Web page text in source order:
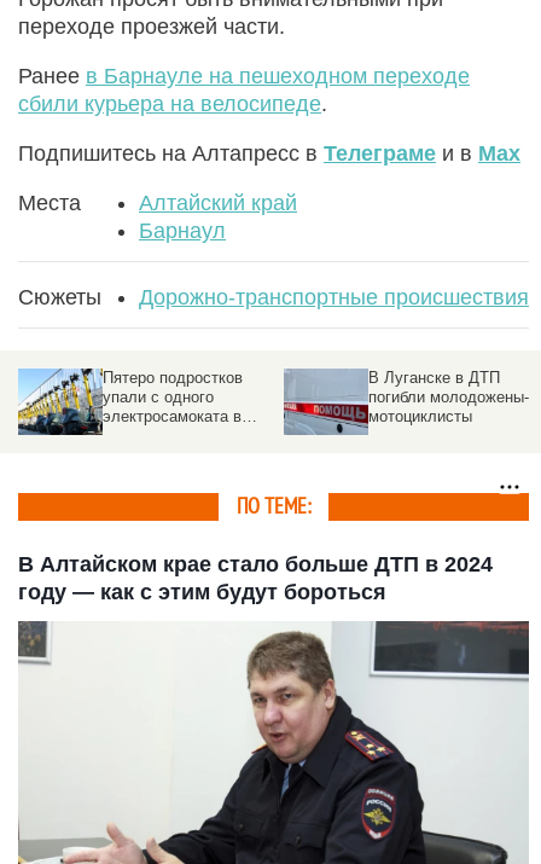
переходе проезжей части.
Ранее в Барнауле на пешеходном переходе
сбили курьера на велосипеде.
Подпишитесь на Алтапресс в Телеграме и в Max
Места
Алтайский край
Барнаул
Сюжеты Дорожно-транспортные происшествия
Пятеро подростков
упали с одного
электросамоката в
В Луганске в ДТП
погибли молодожены-
мотоциклисты
ПО ТЕМЕ:
В Алтайском крае стало больше ДТП в 2024
году — как с этим будут бороться